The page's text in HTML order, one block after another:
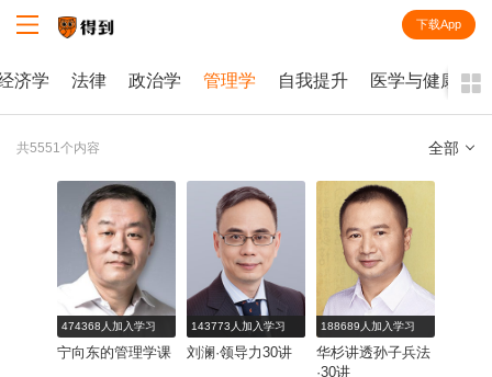
下载App
济学 法律 政治学 管理学 自我提升 医学与健康
共5551个内容 全部
全部
课程
每天听本书
电子书
474368人加入学习
宁向东的管理学课
143773人加入学习
刘澜·领导力30讲
188689人加入学习
华杉讲透孙子兵法
·30讲